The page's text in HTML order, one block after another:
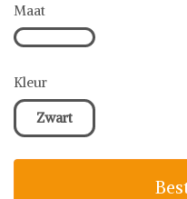
Maat
Kleur
Zwart